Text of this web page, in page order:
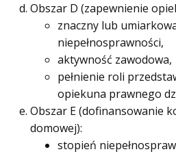
Obszar D (zapewnienie
znaczny lub
niepełnosprawności,
aktywność zawodowa,
pełnienie roli
opiekuna prawnego
Obszar E (dofinansowanie
domowej):
stopień